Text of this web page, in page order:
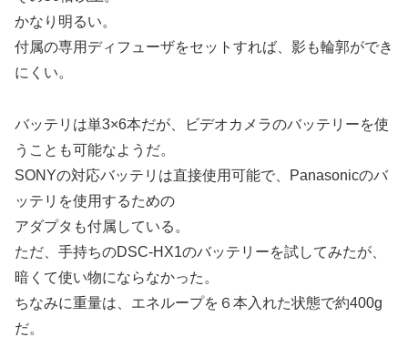
かなり明るい。
付属の専用ディフューザをセットすれば、影も輪郭ができ
にくい。
バッテリは単3×6本だが、ビデオカメラのバッテリーを使
うことも可能なようだ。
SONYの対応バッテリは直接使用可能で、Panasonicのバ
ッテリを使用するための
アダプタも付属している。
ただ、手持ちのDSC-HX1のバッテリーを試してみたが、
暗くて使い物にならなかった。
ちなみに重量は、エネループを６本入れた状態で約400g
だ。